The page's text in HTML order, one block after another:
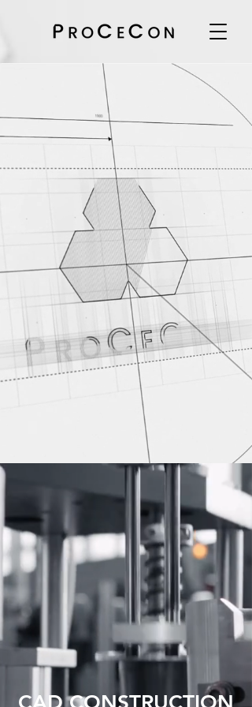
CONSTRUCTION is our passion...
the creative and customer-
oriented implementation
PROJECTS, our passion...
CE CERTIFICATIONS one of our